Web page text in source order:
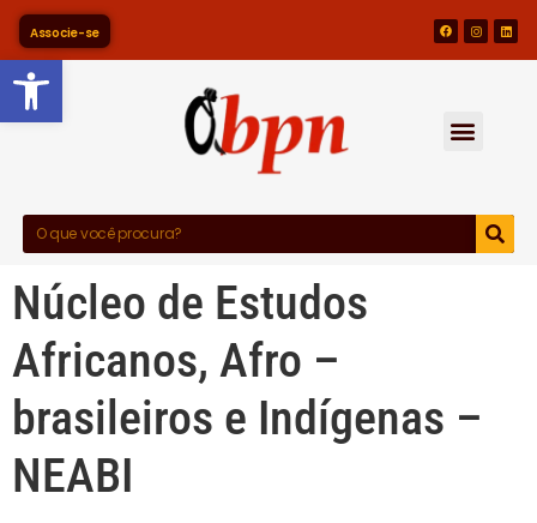
Barra de Ferramentas
Associe-se
Núcleo de Estudos
Africanos, Afro –
brasileiros e Indígenas –
NEABI